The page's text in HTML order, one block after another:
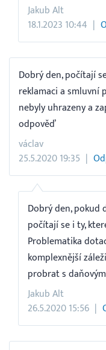
Jakub Alt
18.1.2023 10:44
Dobrý den, počítají
reklamaci a smluvní
nebyly uhrazeny a
odpověď
václav
25.5.2020 19:35
Dobrý den, pokud
počítají se i ty,
Problematika
komplexnější
probrat s
Jakub Alt
26.5.2020 15:56